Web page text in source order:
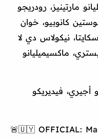
مارتينيز، رودريجو
كانوبيو، خوان
نيكولاس دي لا
ماكسيميليانو
أجيري، فيديريكو
🚨🇺🇾 OFFICIAL: